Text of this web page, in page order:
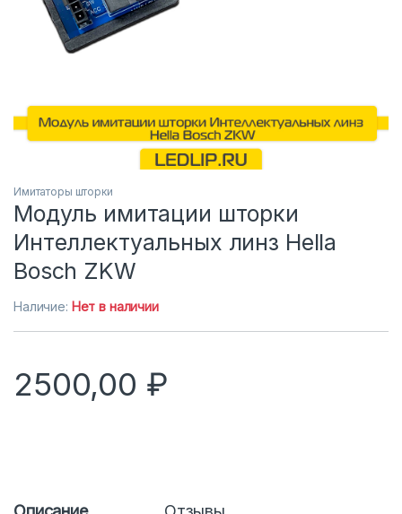
Имитаторы шторки
Модуль имитации шторки
Интеллектуальных линз Hella
Bosch ZKW
Наличие: Нет в наличии
2500,00 ₽